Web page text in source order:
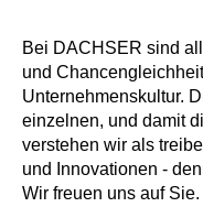
Bei DACHSER sind
und
Unternehmenskultur.
einzelnen, und damit
verstehen wir als
und Innovationen -
Wir freuen uns auf Sie.